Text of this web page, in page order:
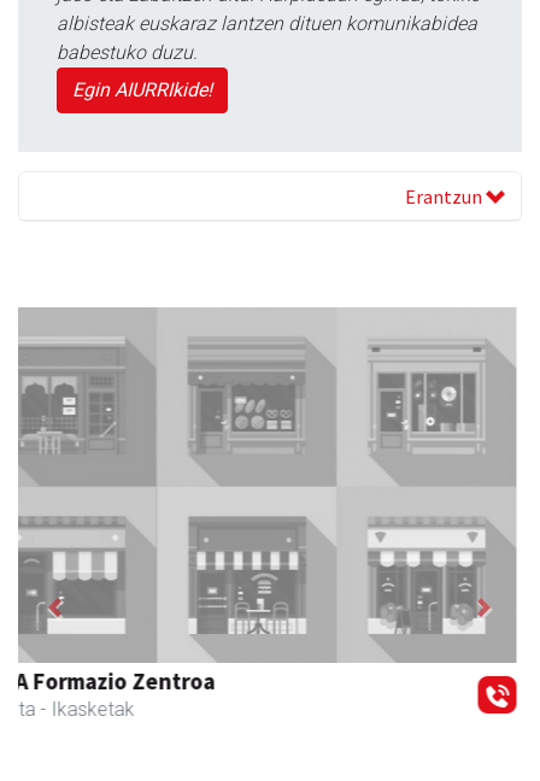
albisteak euskaraz lantzen dituen komunikabidea
babestuko duzu.
Egin AIURRIkide!
Erantzun
Muazpi harategia
Urnieta - Harategiak
Previous Next